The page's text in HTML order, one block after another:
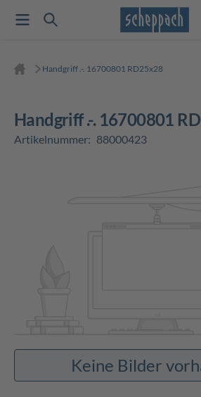
Handgriff .-. 16700801 RD25x28
Handgriff .-. 16700801
Artikelnummer: 88000423
Keine Bilder